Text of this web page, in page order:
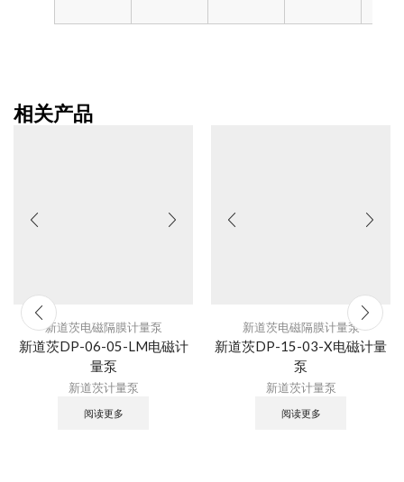
相关产品
新道茨电磁隔膜计量泵
新道茨DP-06-05-LM电磁计
量泵
新道茨计量泵
阅读更多
新道茨电磁隔膜计量泵
新道茨DP-15-03-X电磁计量
泵
新道茨计量泵
阅读更多